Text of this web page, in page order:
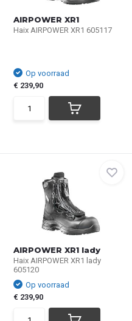
AIRPOWER XR1
Haix AIRPOWER XR1 605117
Op voorraad
€ 239,90
AIRPOWER XR1 lady
Haix AIRPOWER XR1 lady
605120
Op voorraad
€ 239,90